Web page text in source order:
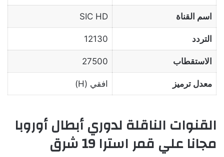
اسم القناة SIC HD
التردد 12130
الاستقطاب 27500
معدل ترميز افقي (H)
القنوات الناقلة لدوري أبطال أوروبا
مجانا علي قمر استرا 19 شرق